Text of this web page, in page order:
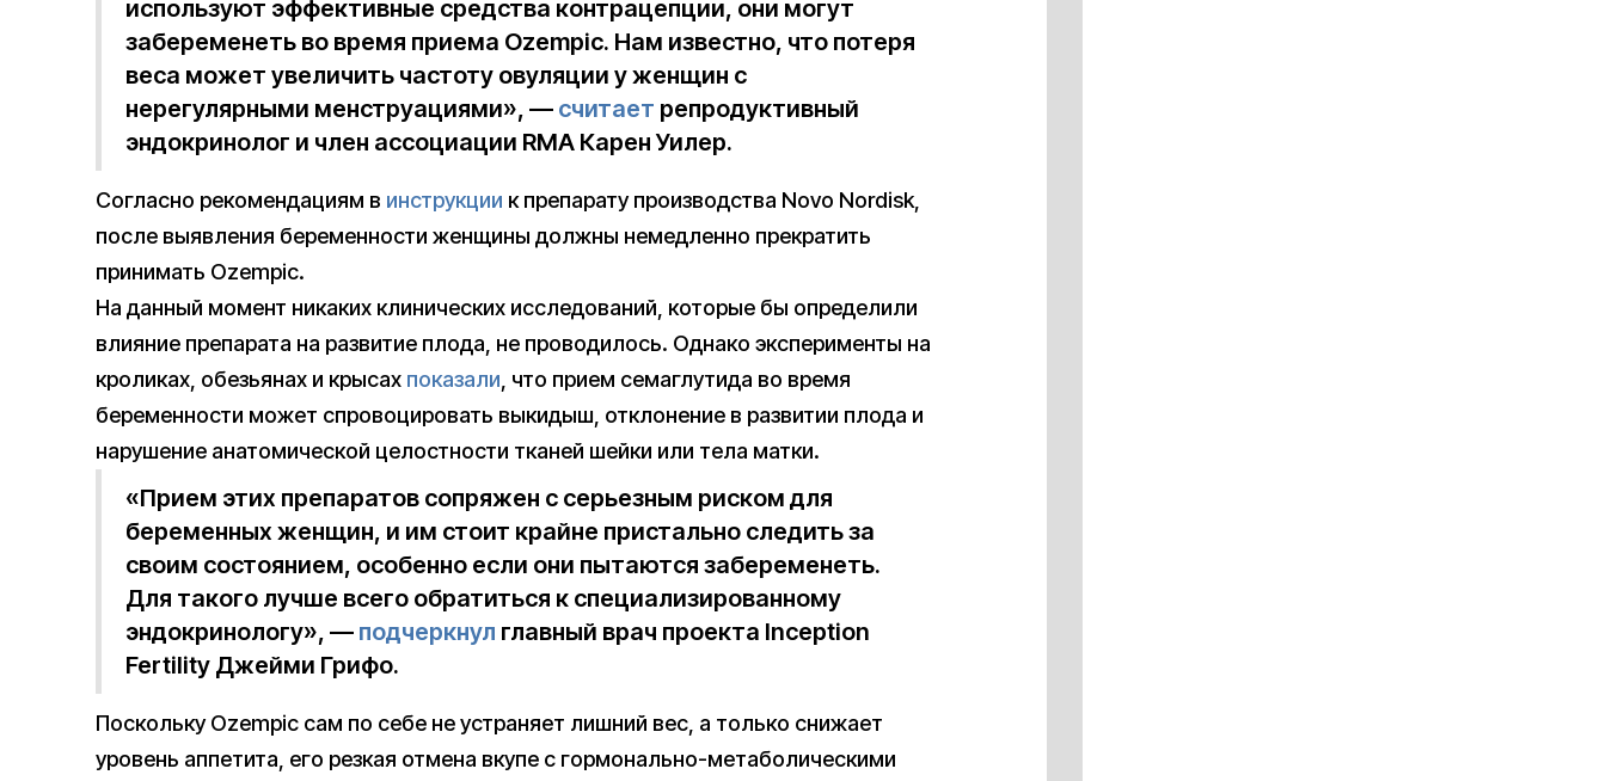
используют эффективные средства контрацепции, они могут
забеременеть во время приема Ozempic. Нам известно, что потеря
веса может увеличить частоту овуляции у женщин с
нерегулярными менструациями», — считает репродуктивный
эндокринолог и член ассоциации RMA Карен Уилер.
Согласно рекомендациям в инструкции к препарату производства Novo Nordisk,
после выявления беременности женщины должны немедленно прекратить
принимать Ozempic.
На данный момент никаких клинических исследований, которые бы определили
влияние препарата на развитие плода, не проводилось. Однако эксперименты на
кроликах, обезьянах и крысах показали, что прием семаглутида во время
беременности может спровоцировать выкидыш, отклонение в развитии плода и
нарушение анатомической целостности тканей шейки или тела матки.
«Прием этих препаратов сопряжен с серьезным риском для
беременных женщин, и им стоит крайне пристально следить за
своим состоянием, особенно если они пытаются забеременеть.
Для такого лучше всего обратиться к специализированному
эндокринологу», — подчеркнул главный врач проекта Inception
Fertility Джейми Грифо.
Поскольку Ozempic сам по себе не устраняет лишний вес, а только снижает
уровень аппетита, его резкая отмена вкупе с гормонально-метаболическими